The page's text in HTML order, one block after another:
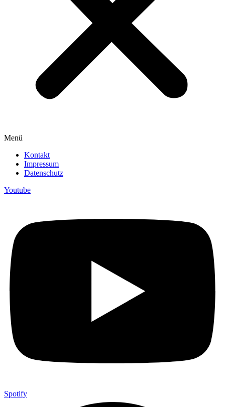
Menü
Kontakt
Impressum
Datenschutz
Youtube
Spotify